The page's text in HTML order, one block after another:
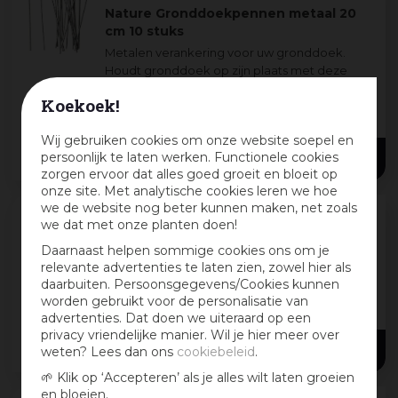
Koekoek!
Wij gebruiken cookies om onze website soepel en
persoonlijk te laten werken. Functionele cookies
zorgen ervoor dat alles goed groeit en bloeit op
onze site. Met analytische cookies leren we hoe
we de website nog beter kunnen maken, net zoals
we dat met onze planten doen!
Daarnaast helpen sommige cookies ons om je
relevante advertenties te laten zien, zowel hier als
daarbuiten. Persoonsgegevens/Cookies kunnen
worden gebruikt voor de personalisatie van
advertenties. Dat doen we uiteraard op een
privacy vriendelijke manier. Wil je hier meer over
weten? Lees dan ons cookiebeleid.
🌱 Klik op ‘Accepteren’ als je alles wilt laten groeien
en bloeien.
Nature Gronddoekpennen metaal 20
cm 10 stuks
Metalen verankering voor uw gronddoek.
Houdt gronddoek op zijn plaats met deze
verankering in de grond zorgt ervoor dat uw
12 ,49
14 cm
Nature Gronddoekpennen 20x6.3cm 5
stuks
Metalen verankering voor uw gronddoek.
Houdt gronddoek op zijn plaats met deze
metalen gronddoekpennen. De stevige
verankering in de grond zorgt ervoor dat uw
gronddoek niet wegwaait.
5,79